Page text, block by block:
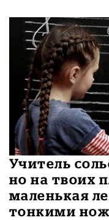
Учитель
но на твоих
маленькая
тонкими